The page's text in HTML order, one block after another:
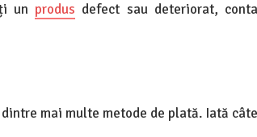
un produs defect sau deteriorat,
mai multe metode de plată. Iată